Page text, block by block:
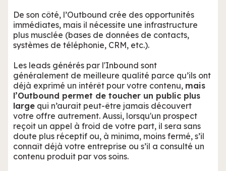
De son côté, l’Outbound crée des opportunités
immédiates, mais il nécessite une infrastructure
plus musclée (bases de données de contacts,
systèmes de téléphonie, CRM, etc.).
Les leads générés par l'Inbound sont
généralement de meilleure qualité parce qu’ils ont
déjà exprimé un intérêt pour votre contenu, mais
l’Outbound permet de toucher un public plus
large qui n’aurait peut-être jamais découvert
votre offre autrement. Aussi, lorsqu'un prospect
reçoit un appel à froid de votre part, il sera sans
doute plus réceptif ou, à minima, moins fermé, s’il
connaît déjà votre entreprise ou s’il a consulté un
contenu produit par vos soins.